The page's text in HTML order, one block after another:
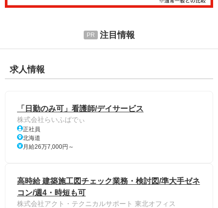
注目情報
求人情報
「日勤のみ可」看護師/デイサービス
株式会社らいふばでぃ
正社員
北海道
月給26万7,000円～
高時給 建築施工図チェック業務・検討図/準大手ゼネ
コン/週4・時短も可
株式会社アクト・テクニカルサポート 東北オフィス